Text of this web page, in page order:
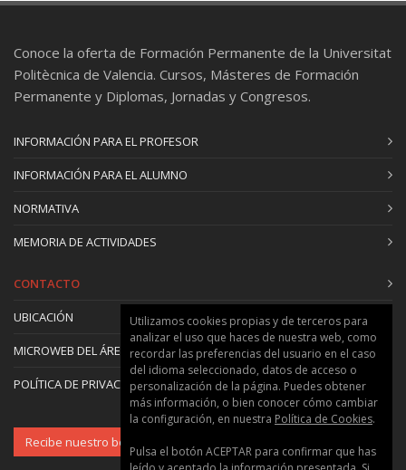
Conoce la oferta de Formación Permanente de la Universitat
Politècnica de Valencia. Cursos, Másteres de Formación
Permanente y Diplomas, Jornadas y Congresos.
INFORMACIÓN PARA EL PROFESOR
INFORMACIÓN PARA EL ALUMNO
NORMATIVA
MEMORIA DE ACTIVIDADES
CONTACTO
UBICACIÓN
MICROWEB DEL ÁREA
POLÍTICA DE PRIVACIDAD Y COOKIES
Recibe nuestro boletín
Utilizamos cookies propias y de terceros para
analizar el uso que haces de nuestra web, como
recordar las preferencias del usuario en el caso
del idioma seleccionado, datos de acceso o
personalización de la página. Puedes obtener
más información, o bien conocer cómo cambiar
la configuración, en nuestra Política de Cookies.
Pulsa el botón ACEPTAR para confirmar que has